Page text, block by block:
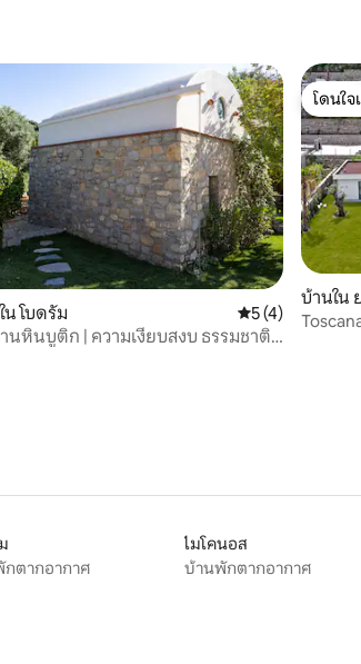
5, 109 รีวิว
น โบดรัม คะแนนเฉลี่ย 5 จ
5 (4)
านหินบูติก | ความเงียบสงบ ธรรมชาติ
โดนใจ
โดนใจ
บ้านใน
ตากอากาศ
ไมโคนอส
บ้านพักตากอากาศ